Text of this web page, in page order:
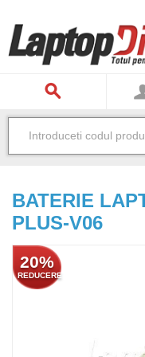
BATERIE
PLUS-V06
20%
REDUCERE